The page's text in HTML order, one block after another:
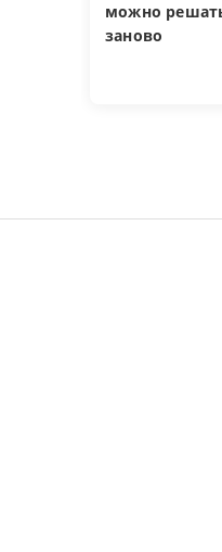
можно
заново